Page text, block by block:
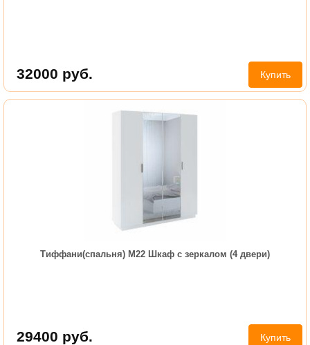
32000 руб. Купить
Тиффани(спальня) М22 Шкаф с зеркалом (4 двери)
29400 руб. Купить